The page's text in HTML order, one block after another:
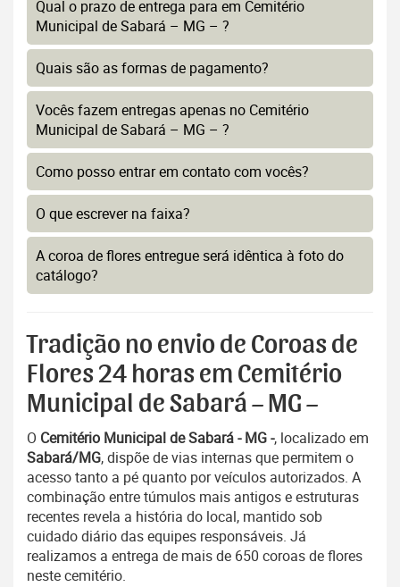
Qual o prazo de entrega para em Cemitério
Municipal de Sabará – MG – ?
Quais são as formas de pagamento?
Vocês fazem entregas apenas no Cemitério
Municipal de Sabará – MG – ?
Como posso entrar em contato com vocês?
O que escrever na faixa?
A coroa de flores entregue será idêntica à foto do
catálogo?
Tradição no envio de Coroas de
Flores 24 horas em Cemitério
Municipal de Sabará – MG –
O Cemitério Municipal de Sabará - MG -, localizado em
Sabará/MG, dispõe de vias internas que permitem o
acesso tanto a pé quanto por veículos autorizados. A
combinação entre túmulos mais antigos e estruturas
recentes revela a história do local, mantido sob
cuidado diário das equipes responsáveis. Já
realizamos a entrega de mais de 650 coroas de flores
neste cemitério.